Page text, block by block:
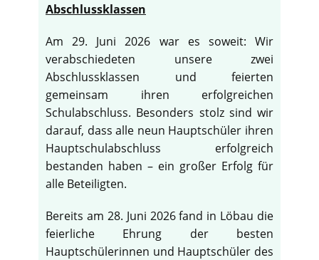
Abschlussklassen
Am 29. Juni 2026 war es soweit: Wir
verabschiedeten unsere zwei
Abschlussklassen und feierten
gemeinsam ihren erfolgreichen
Schulabschluss. Besonders stolz sind wir
darauf, dass alle neun Hauptschüler ihren
Hauptschulabschluss erfolgreich
bestanden haben – ein großer Erfolg für
alle Beteiligten.
Bereits am 28. Juni 2026 fand in Löbau die
feierliche Ehrung der besten
Hauptschülerinnen und Hauptschüler des